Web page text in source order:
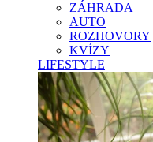
ZÁHRADA
AUTO
ROZHOVORY
KVÍZY
LIFESTYLE